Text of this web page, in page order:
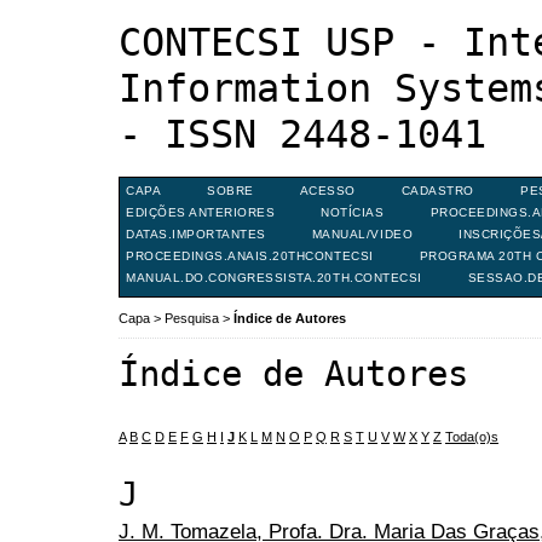
CONTECSI USP -
Information
- ISSN 2448-1041
CAPA SOBRE ACESSO CADASTRO
EDIÇÕES ANTERIORES
NOTÍCIAS
DATAS.IMPORTANTES
MANUAL/VIDEO
PROCEEDINGS.ANAIS.20THCONTECSI
PROGRAMA 20TH
MANUAL.DO.CONGRESSISTA.20TH.CONTECSI
Capa > Pesquisa > Índice de Autores
Índice de Autores
A B C D E F G H I J K L M N O P Q R S T U V W X Y Z Toda(o)s
J
J. M. Tomazela, Profa. Dra. Maria Das Graças